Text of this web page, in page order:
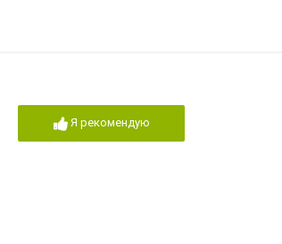
Я рекомендую